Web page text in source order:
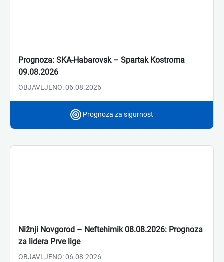
Prognoza: SKA-Habarovsk – Spartak Kostroma
09.08.2026
OBJAVLJENO: 06.08.2026
Prognoza za sigurnost
Nižnji Novgorod – Neftehimik 08.08.2026: Prognoza
za lidera Prve lige
OBJAVLJENO: 06.08.2026